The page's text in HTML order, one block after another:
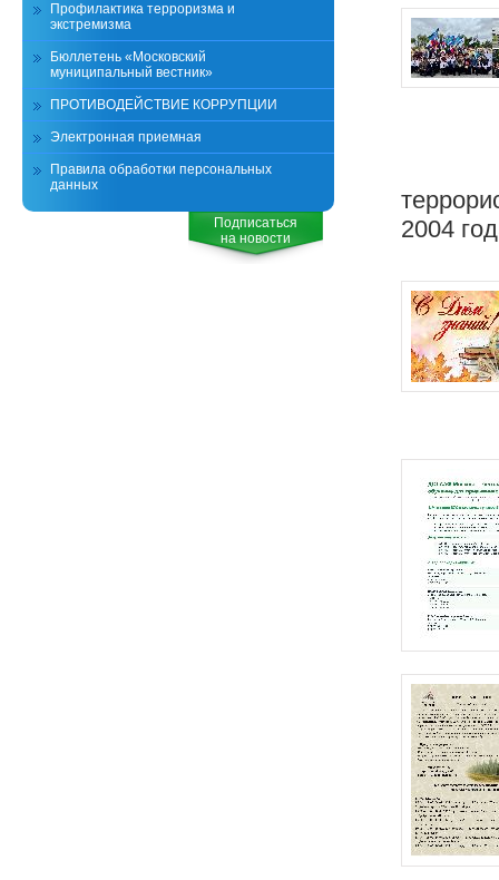
2004
Профилактика терроризма и
экстремизма
Бюллетень «Московский
муниципальный вестник»
ПРОТИВОДЕЙСТВИЕ КОРРУПЦИИ
Электронная приемная
Правила обработки персональных
данных
Подписаться
на новости